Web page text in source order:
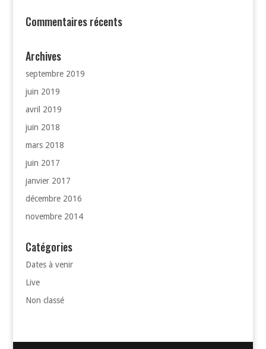
Commentaires récents
Archives
septembre 2019
juin 2019
avril 2019
juin 2018
mars 2018
juin 2017
janvier 2017
décembre 2016
novembre 2014
Catégories
Dates à venir
Live
Non classé